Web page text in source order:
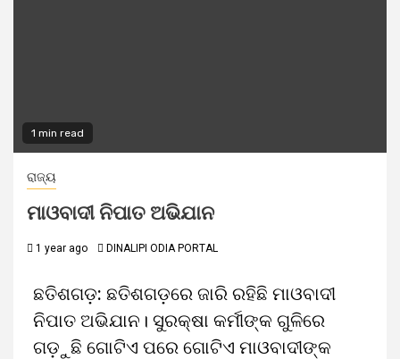
1 min read
ରାଜ୍ୟ
ମାଓବାଦୀ ନିପାତ ଅଭିଯାନ
1 year ago DINALIPI ODIA PORTAL
ଛତିଶଗଡ଼: ଛତିଶଗଡ଼ରେ ଜାରି ରହିଛି ମାଓବାଦୀ
ନିପାତ ଅଭିଯାନ। ସୁରକ୍ଷା କର୍ମୀଙ୍କ ଗୁଳିରେ
ଗଡ଼ୁଛି ଗୋଟିଏ ପରେ ଗୋଟିଏ ମାଓବାଦୀଙ୍କ